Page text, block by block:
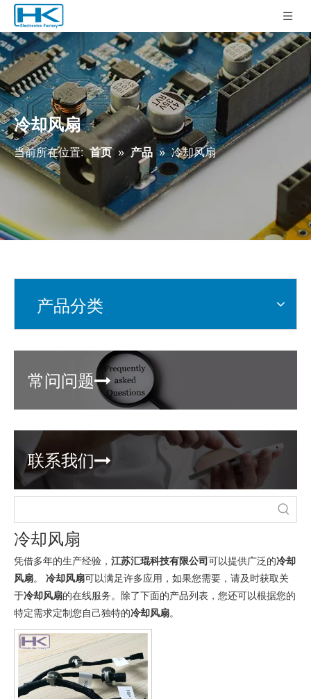
冷却风扇
当前所在位置: 首页 » 产品 » 冷却风扇
产品分类
常问问题
联系我们
冷却风扇
凭借多年的生产经验， 江苏汇琨科技有限公司可以提供广泛的冷却
风扇。 冷却风扇可以满足许多应用，如果您需要，请及时获取关
于冷却风扇的在线服务。除了下面的产品列表，您还可以根据您的
特定需求定制您自己独特的冷却风扇。